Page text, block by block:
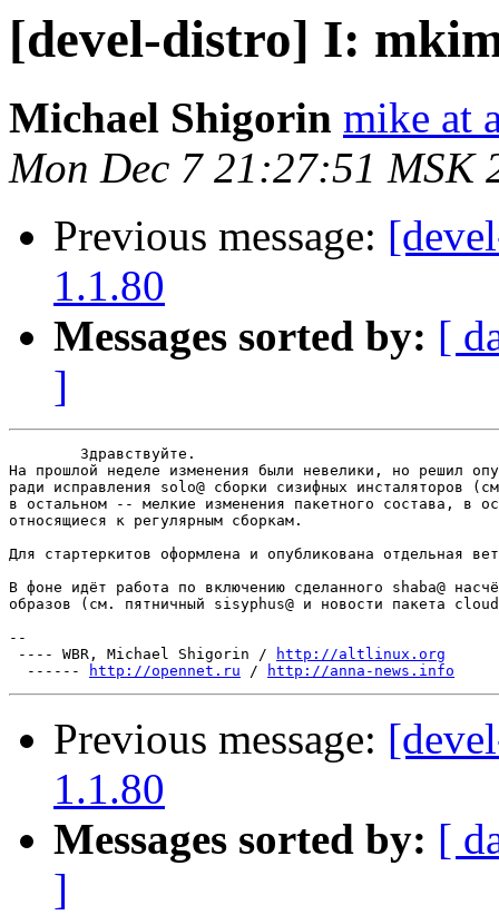
[devel-distro] I:
Michael Shigorin mike at
Mon Dec 7 21:27:51 MSK
Previous message:
1.1.80
Messages sorted by: [
]
На прошлой неделе изменения были невелики, но решил
ради исправления solo@ сборки сизифных инсталяторов
в остальном -- мелкие изменения пакетного состава, в
относящиеся к регулярным сборкам.
Для стартеркитов оформлена и опубликована отдельная
В фоне идёт работа по включению сделанного shaba@
образов (см. пятничный sisyphus@ и новости пакета
--
---- WBR, Michael Shigorin /
http://altlinux.org
------
http://opennet.ru / http://anna-news.info
Previous message:
1.1.80
Messages sorted by: [
]